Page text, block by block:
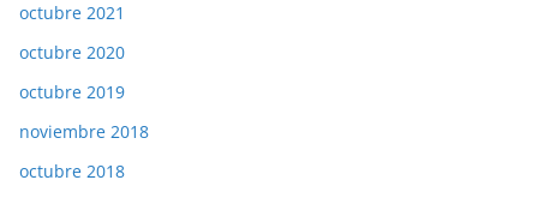
octubre 2021
octubre 2020
octubre 2019
noviembre 2018
octubre 2018